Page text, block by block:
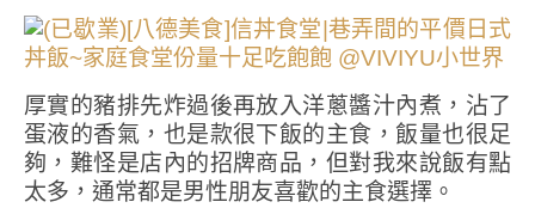
厚實的豬排先炸過後再放入洋蔥醬汁內煮，沾了
蛋液的香氣，也是款很下飯的主食，飯量也很足
夠，難怪是店內的招牌商品，但對我來說飯有點
太多，通常都是男性朋友喜歡的主食選擇。